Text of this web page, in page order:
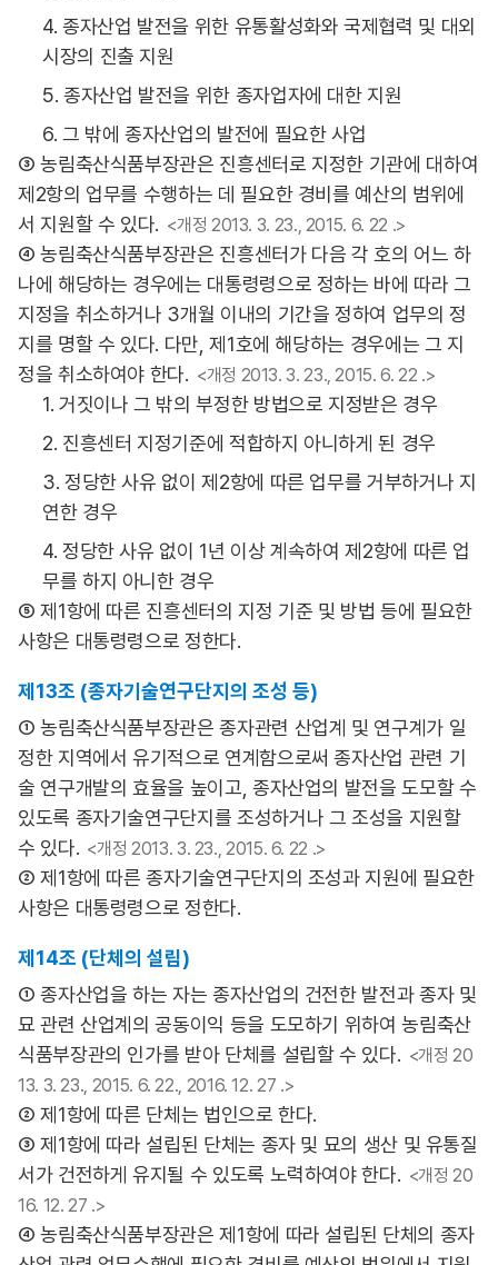
4. 종자산업 발전을 위한 유통활성화와 국제협력 및 대외
시장의 진출 지원
5. 종자산업 발전을 위한 종자업자에 대한 지원
6. 그 밖에 종자산업의 발전에 필요한 사업
③ 농림축산식품부장관은 진흥센터로 지정한 기관에 대하여
제2항의 업무를 수행하는 데 필요한 경비를 예산의 범위에
서 지원할 수 있다. <개정 2013. 3. 23., 2015. 6. 22 .>
④ 농림축산식품부장관은 진흥센터가 다음 각 호의 어느 하
나에 해당하는 경우에는 대통령령으로 정하는 바에 따라 그
지정을 취소하거나 3개월 이내의 기간을 정하여 업무의 정
지를 명할 수 있다. 다만, 제1호에 해당하는 경우에는 그 지
정을 취소하여야 한다. <개정 2013. 3. 23., 2015. 6. 22 .>
1. 거짓이나 그 밖의 부정한 방법으로 지정받은 경우
2. 진흥센터 지정기준에 적합하지 아니하게 된 경우
3. 정당한 사유 없이 제2항에 따른 업무를 거부하거나 지
연한 경우
4. 정당한 사유 없이 1년 이상 계속하여 제2항에 따른 업
무를 하지 아니한 경우
⑤ 제1항에 따른 진흥센터의 지정 기준 및 방법 등에 필요한
사항은 대통령령으로 정한다.
제13조 (종자기술연구단지의 조성 등)
① 농림축산식품부장관은 종자관련 산업계 및 연구계가 일
정한 지역에서 유기적으로 연계함으로써 종자산업 관련 기
술 연구개발의 효율을 높이고, 종자산업의 발전을 도모할 수
있도록 종자기술연구단지를 조성하거나 그 조성을 지원할
수 있다. <개정 2013. 3. 23., 2015. 6. 22 .>
② 제1항에 따른 종자기술연구단지의 조성과 지원에 필요한
사항은 대통령령으로 정한다.
제14조 (단체의 설립)
① 종자산업을 하는 자는 종자산업의 건전한 발전과 종자 및
묘 관련 산업계의 공동이익 등을 도모하기 위하여 농림축산
식품부장관의 인가를 받아 단체를 설립할 수 있다. <개정 20
13. 3. 23., 2015. 6. 22., 2016. 12. 27 .>
② 제1항에 따른 단체는 법인으로 한다.
③ 제1항에 따라 설립된 단체는 종자 및 묘의 생산 및 유통질
서가 건전하게 유지될 수 있도록 노력하여야 한다. <개정 20
16. 12. 27 .>
④ 농림축산식품부장관은 제1항에 따라 설립된 단체의 종자